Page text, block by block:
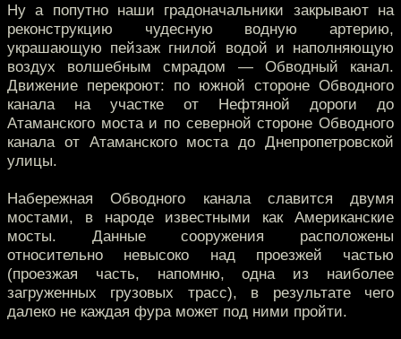
Ну а попутно наши градоначальники закрывают на
реконструкцию чудесную водную артерию,
украшающую пейзаж гнилой водой и наполняющую
воздух волшебным смрадом — Обводный канал.
Движение перекроют: по южной стороне Обводного
канала на участке от Нефтяной дороги до
Атаманского моста и по северной стороне Обводного
канала от Атаманского моста до Днепропетровской
улицы.
Набережная Обводного канала славится двумя
мостами, в народе известными как Американские
мосты. Данные сооружения расположены
относительно невысоко над проезжей частью
(проезжая часть, напомню, одна из наиболее
загруженных грузовых трасс), в результате чего
далеко не каждая фура может под ними пройти.